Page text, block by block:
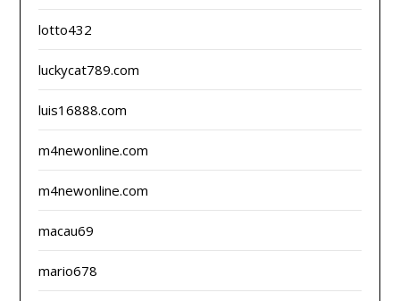
lotto432
luckycat789.com
luis16888.com
m4newonline.com
m4newonline.com
macau69
mario678